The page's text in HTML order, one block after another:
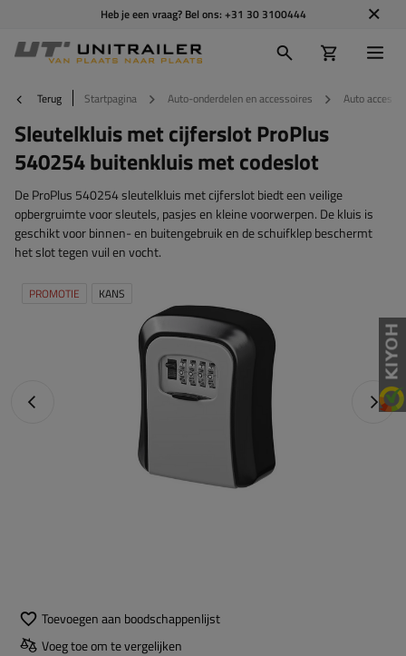
Heb je een vraag? Bel ons: +31 30 3100444
Terug Startpagina Auto-onderdelen en accessoires Auto
Sleutelkluis met cijferslot ProPlus
540254 buitenkluis met codeslot
De ProPlus 540254 sleutelkluis met cijferslot biedt een veilige
opbergruimte voor sleutels, pasjes en kleine voorwerpen. De kluis is
geschikt voor binnen- en buitengebruik en de schuifklep beschermt
het slot tegen vuil en vocht.
Vorige foto
PROMOTIE KANS
Toevoegen aan boodschappenlijst
Voeg toe om te vergelijken